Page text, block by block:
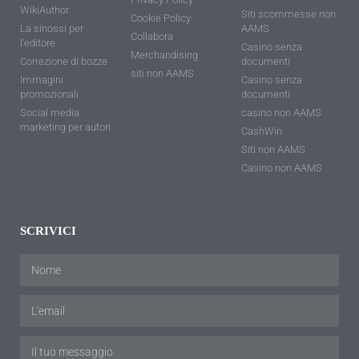
WikiAuthor
La sinossi per
l'editore
Correzione di bozze
Immagini
promozionali
Social media
marketing per autori
Cookie Policy
Collabora
Merchandising
siti non AAMS
Siti scommesse non
AAMS
Casino senza
documenti
Casino senza
documenti
casino non AAMS
CashWin
Siti non AAMS
Casino non AAMS
SCRIVICI